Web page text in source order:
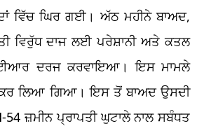
ਵਿੱਚ ਘਿਰ ਗਈ। ਅੱਠ ਮਹੀਨੇ ਬਾਅਦ,
ਵਿਰੁੱਧ ਦਾਜ ਲਈ ਪਰੇਸ਼ਾਨੀ ਅਤੇ ਕਤਲ
ਦਰਜ ਕਰਵਾਇਆ। ਇਸ ਮਾਮਲੇ
ਕਰ ਲਿਆ ਗਿਆ। ਇਸ ਤੋਂ ਬਾਅਦ ਉਸਦੀ
54 ਜ਼ਮੀਨ ਪ੍ਰਾਪਤੀ ਘੁਟਾਲੇ ਨਾਲ ਸਬੰਧਤ